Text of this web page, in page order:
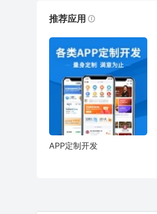
推荐应用
APP定制开发